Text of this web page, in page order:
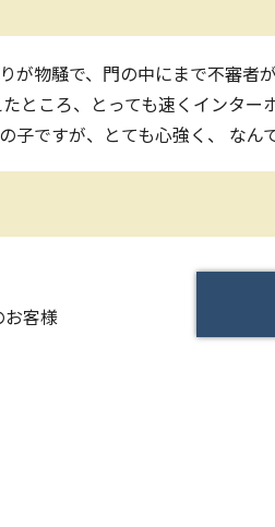
が物騒で、門の中にまで不審
ところ、とっても速くインタ
子ですが、とても心強く、 なん
お客様